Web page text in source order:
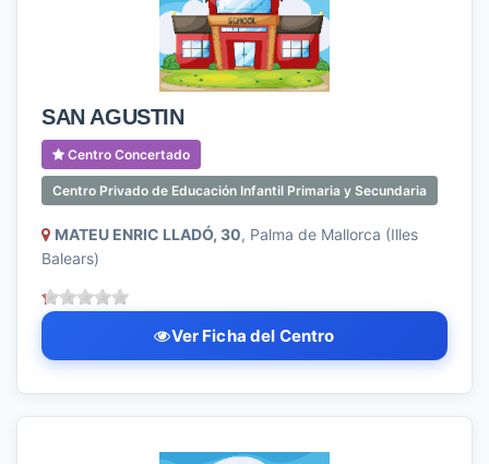
SAN AGUSTIN
Centro Concertado
Centro Privado de Educación Infantil Primaria y Secundaria
MATEU ENRIC LLADÓ, 30, Palma de Mallorca (Illes
Balears)
Ver Ficha del Centro